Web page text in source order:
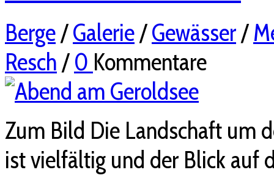
Berge/Galerie/Gewässer/
Resch/0 Kommentare
Zum Bild Die Landschaft um
ist vielfältig und der Blick auf